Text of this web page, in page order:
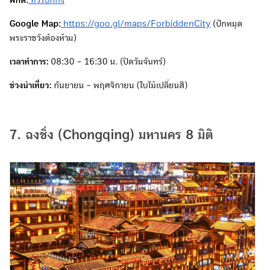
Google Map: https://goo.gl/maps/ForbiddenCity (ปักหมุด
พระราชวังต้องห้าม)
เวลาทำการ: 08:30 - 16:30 น. (ปิดวันจันทร์)
ช่วงน่าเที่ยว: กันยายน - พฤศจิกายน (ใบไม้เปลี่ยนสี)
7. ฉงชิ่ง (Chongqing) มหานคร 8 มิติ